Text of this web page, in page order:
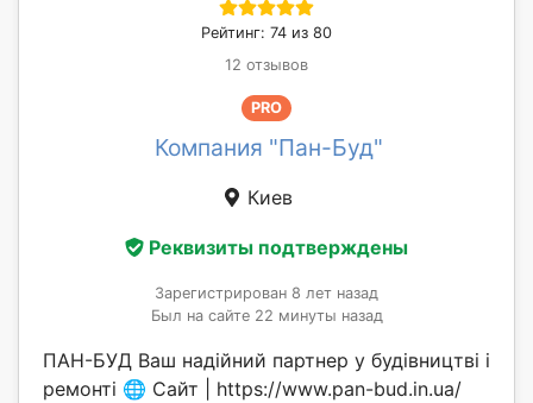
Рейтинг: 74 из 80
12 отзывов
PRO
Компания "Пан-Буд"
Киев
Реквизиты подтверждены
Зарегистрирован 8 лет назад
Был на сайте 22 минуты назад
ПАН-БУД Ваш надійний партнер у будівництві і
ремонті 🌐 Сайт | https://www.pan-bud.in.ua/